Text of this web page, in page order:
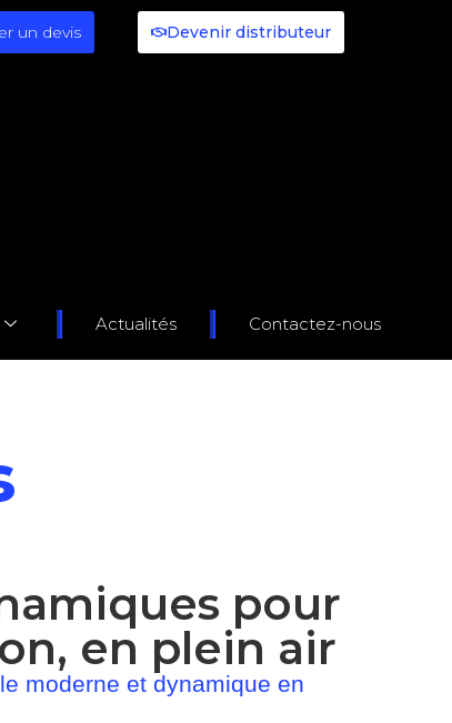
un devis Devenir distributeur
Actualités Contactez-nous
pour
en plein air
moderne et dynamique en